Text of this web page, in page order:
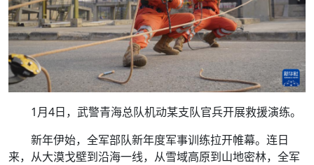
1月4日，武警青海总队机动某支队官兵开展救援演练。
新年伊始，全军部队新年度军事训练拉开帷幕。连日
来，从大漠戈壁到沿海一线，从雪域高原到山地密林，全军